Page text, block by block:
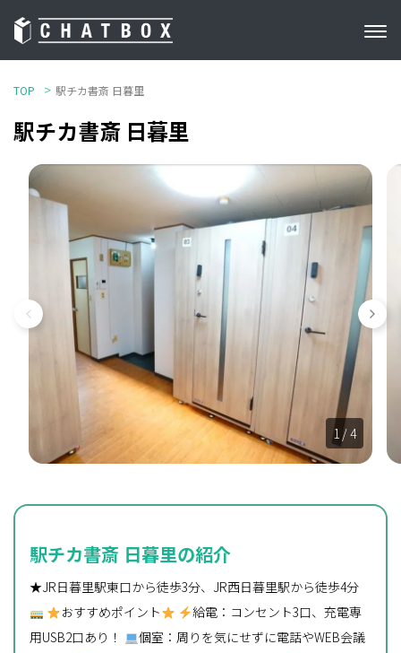
TOP 駅チカ書斎 日暮里
駅チカ書斎 日暮里
1 / 4
駅チカ書斎 日暮里の紹介
★JR日暮里駅東口から徒歩3分、JR西日暮里駅から徒歩4分
おすすめポイント
給電：コンセント3口、充電専
用USB2口あり！
個室：周りを気にせずに電話やWEB会議